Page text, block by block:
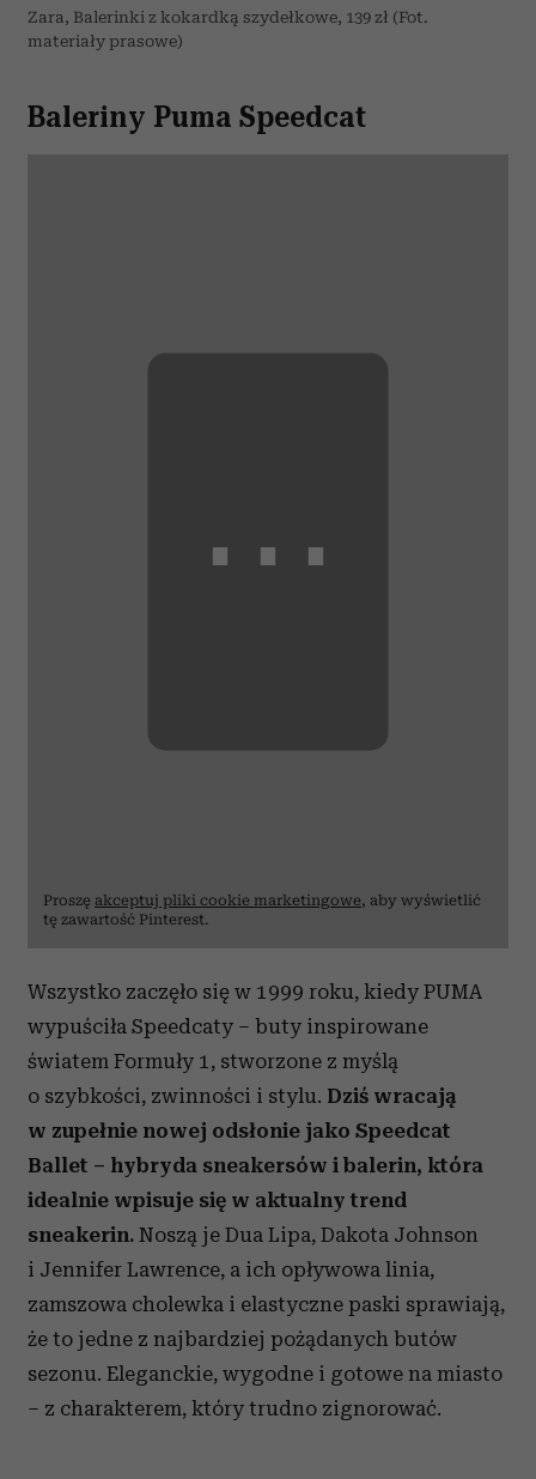
Zara, Balerinki z kokardką szydełkowe, 139 zł (Fot.
materiały prasowe)
Baleriny Puma Speedcat
⋯
Proszę akceptuj pliki cookie marketingowe, aby wyświetlić
tę zawartość Pinterest.
Wszystko zaczęło się w 1999 roku, kiedy PUMA
wypuściła Speedcaty – buty inspirowane
światem Formuły 1, stworzone z myślą
o szybkości, zwinności i stylu. Dziś wracają
w zupełnie nowej odsłonie jako Speedcat
Ballet – hybryda sneakersów i balerin, która
idealnie wpisuje się w aktualny trend
sneakerin. Noszą je Dua Lipa, Dakota Johnson
i Jennifer Lawrence, a ich opływowa linia,
zamszowa cholewka i elastyczne paski sprawiają,
że to jedne z najbardziej pożądanych butów
sezonu. Eleganckie, wygodne i gotowe na miasto
– z charakterem, który trudno zignorować.